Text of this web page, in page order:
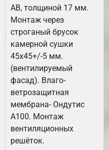
АВ, толщиной 17 мм.
Монтаж через
строганый брусок
камерной сушки
45х45+/-5 мм.
(вентилируемый
фасад). Влаго-
ветрозащитная
мембрана- Ондутис
А100. Монтаж
вентиляционных
решёток.